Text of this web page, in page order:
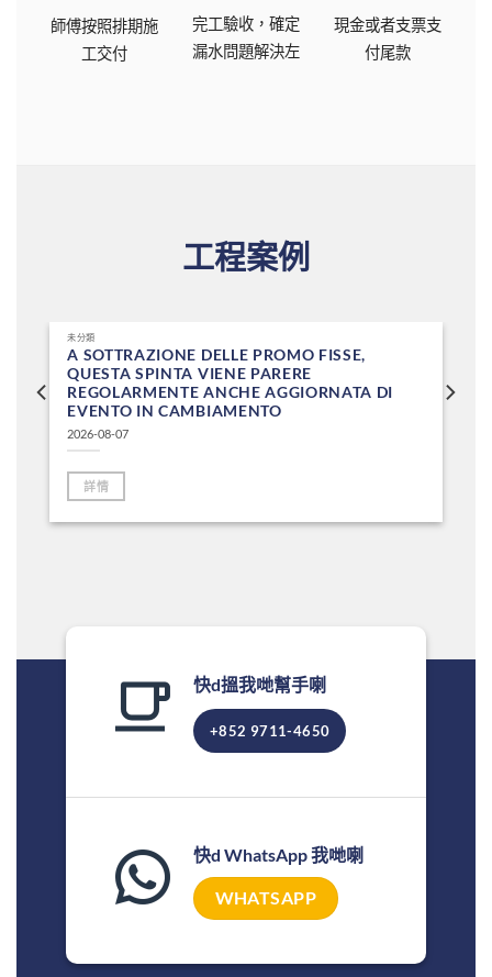
師傅按照排期施
工交付
完工驗收，確定
漏水問題解決左
現金或者支票支
付尾款
工程案例
未分類
A SOTTRAZIONE DELLE PROMO FISSE,
QUESTA SPINTA VIENE PARERE
REGOLARMENTE ANCHE AGGIORNATA DI
EVENTO IN CAMBIAMENTO
2026-08-07
詳情
快d搵我哋幫手喇
+852 9711-4650
快d WhatsApp 我哋喇
WHATSAPP